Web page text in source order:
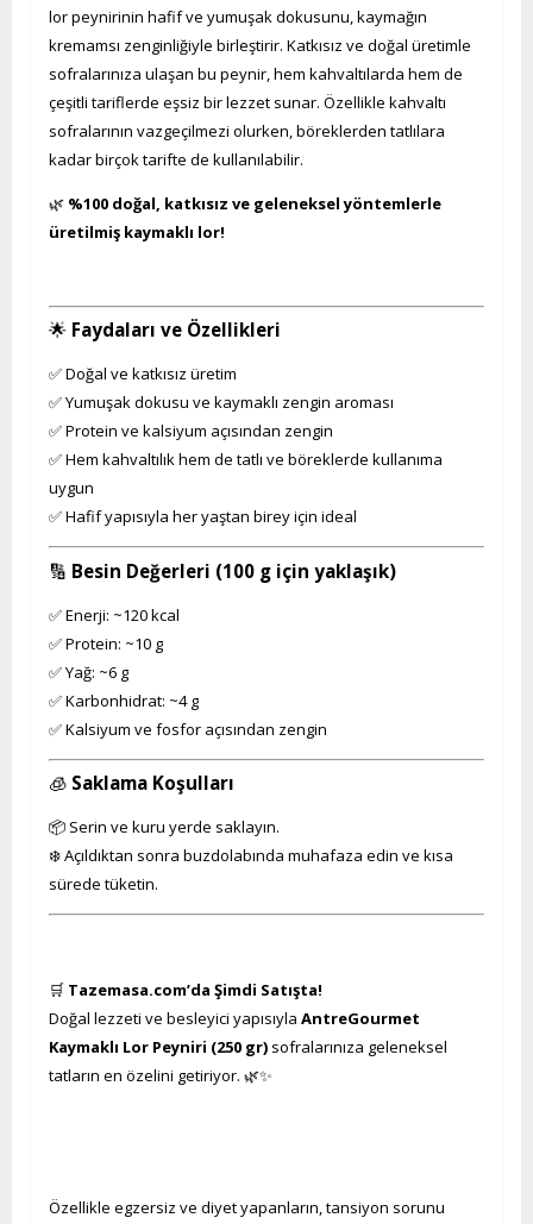
lor peynirinin hafif ve yumuşak dokusunu, kaymağın
kremamsı zenginliğiyle birleştirir. Katkısız ve doğal üretimle
sofralarınıza ulaşan bu peynir, hem kahvaltılarda hem de
çeşitli tariflerde eşsiz bir lezzet sunar. Özellikle kahvaltı
sofralarının vazgeçilmezi olurken, böreklerden tatlılara
kadar birçok tarifte de kullanılabilir.
🌿 %100 doğal, katkısız ve geleneksel yöntemlerle
üretilmiş kaymaklı lor!
🌟 Faydaları ve Özellikleri
✅ Doğal ve katkısız üretim
✅ Yumuşak dokusu ve kaymaklı zengin aroması
✅ Protein ve kalsiyum açısından zengin
✅ Hem kahvaltılık hem de tatlı ve böreklerde kullanıma
uygun
✅ Hafif yapısıyla her yaştan birey için ideal
🔢 Besin Değerleri (100 g için yaklaşık)
✅ Enerji: ~120 kcal
✅ Protein: ~10 g
✅ Yağ: ~6 g
✅ Karbonhidrat: ~4 g
✅ Kalsiyum ve fosfor açısından zengin
🧊 Saklama Koşulları
📦 Serin ve kuru yerde saklayın.
❄️ Açıldıktan sonra buzdolabında muhafaza edin ve kısa
sürede tüketin.
🛒 Tazemasa.com’da Şimdi Satışta!
Doğal lezzeti ve besleyici yapısıyla AntreGourmet
Kaymaklı Lor Peyniri (250 gr) sofralarınıza geleneksel
tatların en özelini getiriyor. 🌿✨
Özellikle egzersiz ve diyet yapanların, tansiyon sorunu